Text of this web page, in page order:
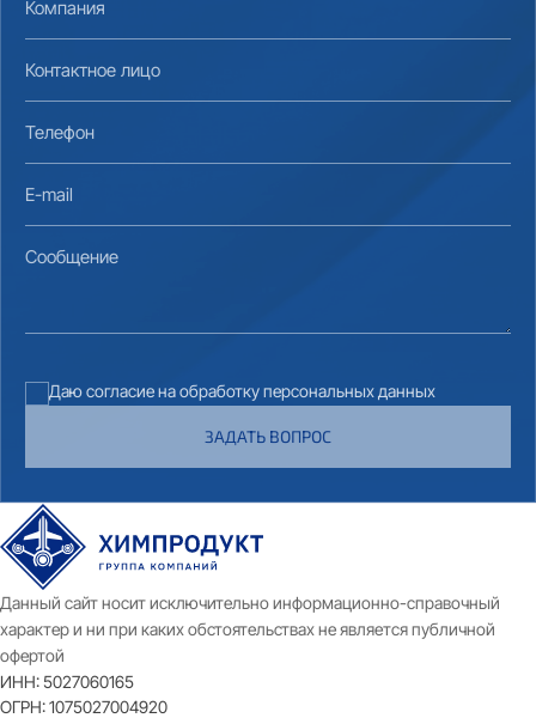
Даю согласие на обработку персональных данных
ЗАДАТЬ ВОПРОС
Данный сайт носит исключительно информационно-справочный
характер и ни при каких обстоятельствах не является публичной
офертой
ИНН: 5027060165
ОГРН:1075027004920